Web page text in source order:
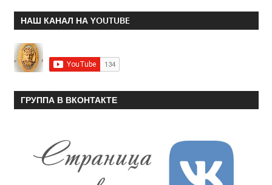
НАШ КАНАЛ НА YOUTUBE
ГРУППА В ВКОНТАКТЕ